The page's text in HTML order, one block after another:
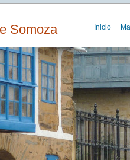
Somoza Inicio